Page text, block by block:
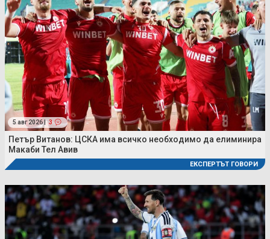
5 авг 2026 | 3
Петър Витанов: ЦСКА има всичко необходимо да елиминира
Макаби Тел Авив
ЕКСПЕРТЪТ ГОВОРИ